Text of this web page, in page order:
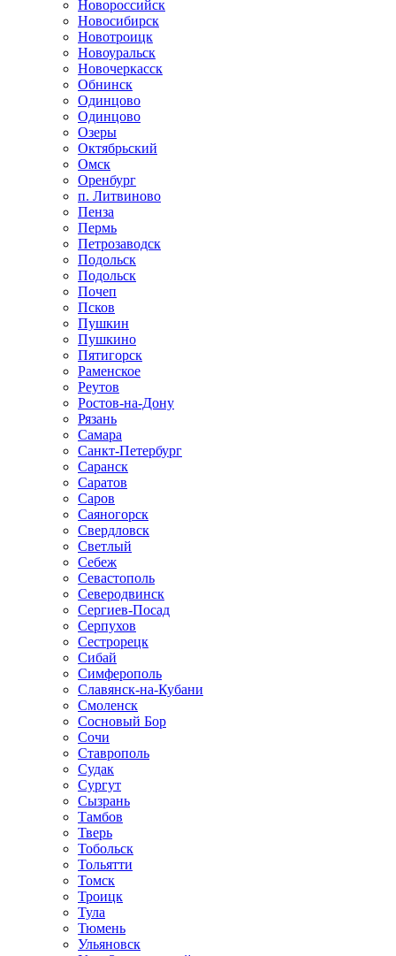
Новороссийск
Новосибирск
Новотроицк
Новоуральск
Новочеркасск
Обнинск
Одинцово
Одинцово
Озеры
Октябрьский
Омск
Оренбург
п. Литвиново
Пенза
Пермь
Петрозаводск
Подольск
Подольск
Почеп
Псков
Пушкин
Пушкино
Пятигорск
Раменское
Реутов
Ростов-на-Дону
Рязань
Самара
Санкт-Петербург
Саранск
Саратов
Саров
Саяногорск
Свердловск
Светлый
Себеж
Севастополь
Северодвинск
Сергиев-Посад
Серпухов
Сестрорецк
Сибай
Симферополь
Славянск-на-Кубани
Смоленск
Сосновый Бор
Сочи
Ставрополь
Судак
Сургут
Сызрань
Тамбов
Тверь
Тобольск
Тольятти
Томск
Троицк
Тула
Тюмень
Ульяновск